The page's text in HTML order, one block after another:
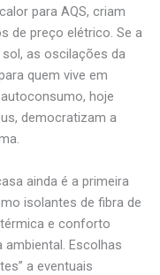
para AQS, criam
de preço elétrico. Se a
as oscilações da
quem vive em
hoje
democratizam a
ainda é a primeira
isolantes de fibra de
e conforto
Escolhas
a eventuais